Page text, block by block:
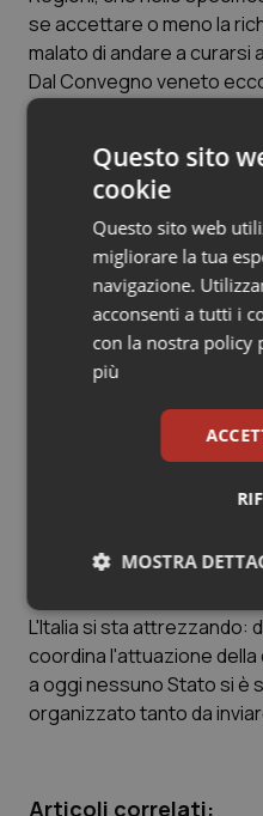
Salute orale &
Sangue &
Tiroide
Tumore al seno
Tumore ovarico
Tumori del
Ulcera & Reflusso
se accettare o meno la
malato di andare a curarsi
Dal Convegno veneto
nazionale emerso. L'Italia
all'estero per curarsi
che arrivano da
uscita a fronte di circa 50
piccoli, rispetto all'impatto
mobilità interregionale
3,7 miliardi di euro.
Nel mirino le cure di alta
ricevere le migliori
questo il punto debole
ammontano a 42,6 milioni.
del Paese per
trasformare l'obbligo di
L'Italia si sta attrezzando:
coordina l'attuazione
a oggi nessuno Stato si è
organizzato tanto da
Articoli correlati:
Questo sito
cookie
Questo sito web
migliorare la tua
navigazione.
acconsenti a tutti i
con la nostra policy
più
MOSTRA
Necessari